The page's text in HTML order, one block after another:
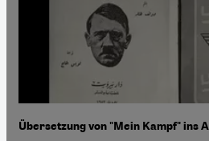
Übersetzung von "Mein Kampf" ins